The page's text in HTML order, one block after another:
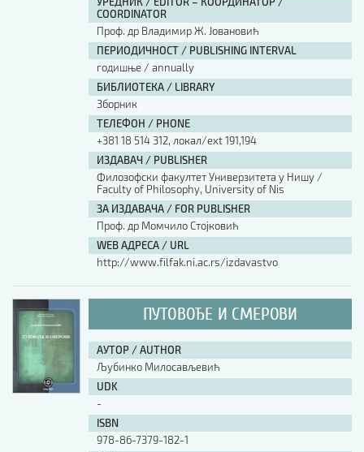
Наслов или део наслова
АУТОР / AUTHOR
ISBN
COORDINATOR
Проф. др Владимир Ж. Јовановић
ПЕРИОДИЧНОСТ / PUBLISHING INTERVAL
годишње / annually
БИБЛИОТЕКА / LIBRARY
Зборник
ТЕЛЕФОН / PHONE
+381 18 514 312, локал/ext 191,194
ИЗДАВАЧ / PUBLISHER
Филозофски факултет Универзитета у Нишу /
Faculty of Philosophy, University of Nis
ЗА ИЗДАВАЧА / FOR PUBLISHER
Проф. др Момчило Стојковић
WEB АДРЕСА / URL
http://www.filfak.ni.ac.rs/izdavastvo
ПУТОВОЂЕ И СМЕРОВИ
АУТОР / AUTHOR
Љубинко Милосављевић
UDK
-
ISBN
978-86-7379-182-1